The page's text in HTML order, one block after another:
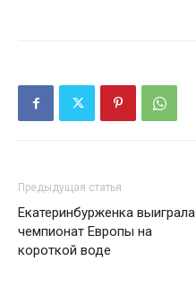
Предыдущая статья
Екатеринбурженка выиграла
чемпионат Европы на
короткой воде